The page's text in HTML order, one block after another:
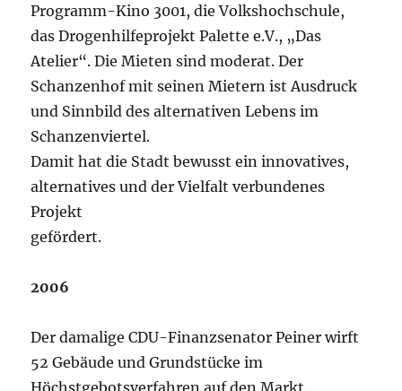
Programm-Kino 3001, die Volkshochschule,
das Drogenhilfeprojekt Palette e.V., „Das
Atelier“. Die Mieten sind moderat. Der
Schanzenhof mit seinen Mietern ist Ausdruck
und Sinnbild des alternativen Lebens im
Schanzenviertel.
Damit hat die Stadt bewusst ein innovatives,
alternatives und der Vielfalt verbundenes
Projekt
gefördert.
2006
Der damalige CDU-Finanzsenator Peiner wirft
52 Gebäude und Grundstücke im
Höchstgebotsverfahren auf den Markt.